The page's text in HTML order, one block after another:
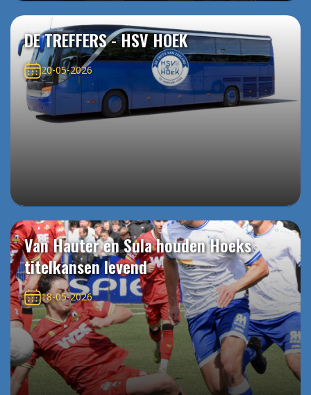
DE TREFFERS - HSV HOEK
20-05-2026
Van Hauter en Sula houden Hoeks
titelkansen levend
18-05-2026